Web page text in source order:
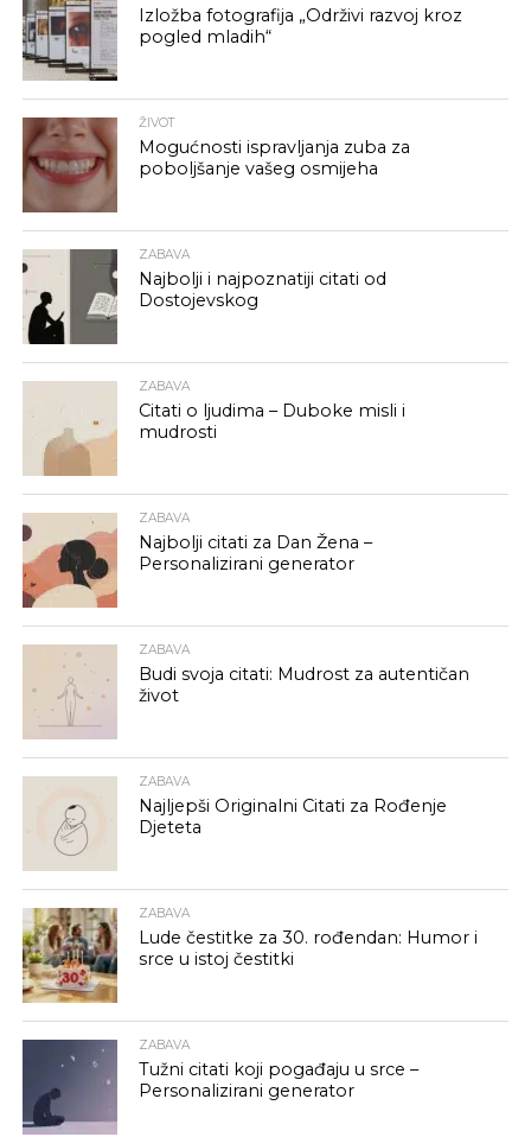
Izložba fotografija „Održivi razvoj kroz
pogled mladih“
ŽIVOT
Mogućnosti ispravljanja zuba za
poboljšanje vašeg osmijeha
ZABAVA
Najbolji i najpoznatiji citati od
Dostojevskog
ZABAVA
Citati o ljudima – Duboke misli i
mudrosti
ZABAVA
Najbolji citati za Dan Žena –
Personalizirani generator
ZABAVA
Budi svoja citati: Mudrost za autentičan
život
ZABAVA
Najljepši Originalni Citati za Rođenje
Djeteta
ZABAVA
Lude čestitke za 30. rođendan: Humor i
srce u istoj čestitki
ZABAVA
Tužni citati koji pogađaju u srce –
Personalizirani generator